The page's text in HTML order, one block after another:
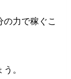
力で稼ぐこ
。